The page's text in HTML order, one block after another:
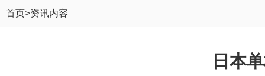
首页>资讯内容
日本